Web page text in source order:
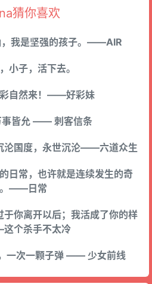
猜你喜欢
，我是坚强的孩子。——AIR
小子，活下去。
自然来！——好彩妹
事皆允 —— 刺客信条
沦国度，永世沉沦——六道众生
日常，也许就是连续发生的奇
——日常
你离开以后；我活成了你的样
个杀手不太冷
一次一颗子弹 —— 少女前线